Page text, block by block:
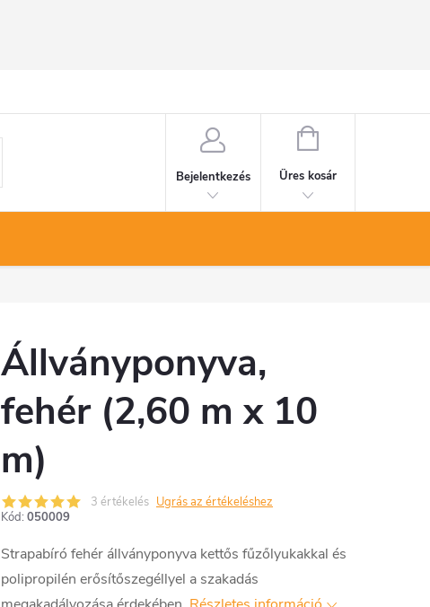
Bejelentkezés
KOSÁR
Üres kosár
Állványponyva,
fehér (2,60 m x 10
m)
3 értékelés Ugrás az értékeléshez
Kód: 050009
Strapabíró fehér állványponyva kettős fűzőlyukakkal és
polipropilén erősítőszegéllyel a szakadás